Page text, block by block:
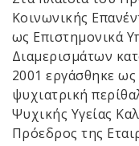
Κοινωνικής
ως Επιστημονικά
Διαμερισμάτων
2001 εργάσθηκε
ψυχιατρική
Ψυχικής Υγείας
Πρόεδρος της